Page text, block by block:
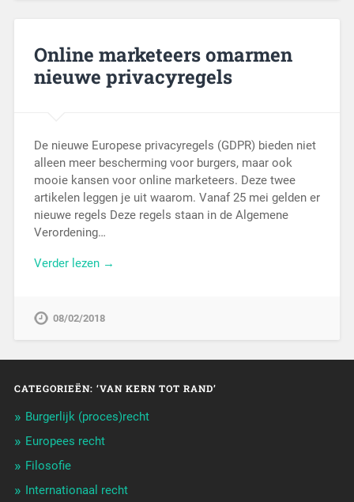
Online marketeers omarmen
nieuwe privacyregels
De nieuwe Europese privacyregels (GDPR) bieden niet
alleen meer bescherming voor burgers, maar ook
mooie kansen voor online marketeers. Deze twee
artikelen leggen je uit waarom. Vanaf 25 mei gelden er
nieuwe regels Deze regels staan in de Algemene
Verordening…
Verder lezen →
08/02/2018
CATEGORIEËN: ‘VAN KERN TOT RAND’
Burgerlijk (proces)recht
Europees recht
Filosofie
Internationaal recht